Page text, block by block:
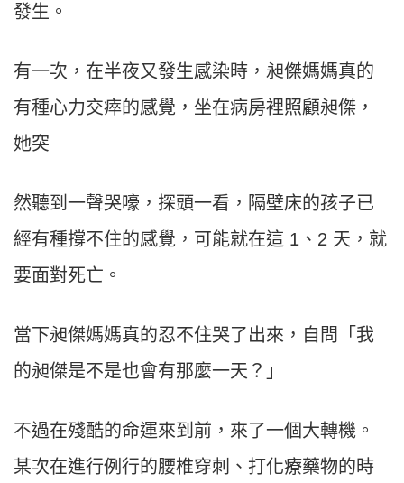
發生。
有一次，在半夜又發生感染時，昶傑媽媽真的
有種心力交瘁的感覺，坐在病房裡照顧昶傑，
她突
然聽到一聲哭嚎，探頭一看，隔壁床的孩子已
經有種撐不住的感覺，可能就在這 1、2 天，就
要面對死亡。
當下昶傑媽媽真的忍不住哭了出來，自問「我
的昶傑是不是也會有那麼一天？」
不過在殘酷的命運來到前，來了一個大轉機。
某次在進行例行的腰椎穿刺、打化療藥物的時